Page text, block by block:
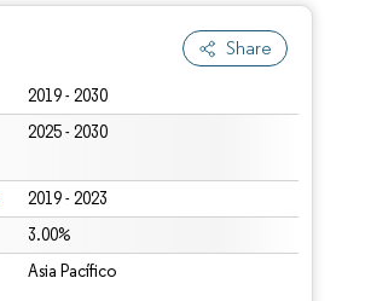
Share
2019 - 2030
2025 - 2030
2019 - 2023
3.00%
Asia Pacífico